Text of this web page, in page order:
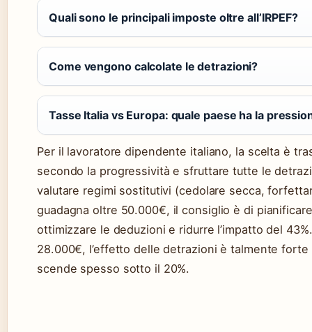
Quali sono le principali imposte oltre all’IRPEF?
Come vengono calcolate le detrazioni?
Tasse Italia vs Europa: quale paese ha la
Per il lavoratore dipendente italiano, la scelta è
secondo la progressività e sfruttare tutte le
valutare regimi sostitutivi (cedolare secca,
guadagna oltre 50.000€, il consiglio è di
ottimizzare le deduzioni e ridurre l’impatto del
28.000€, l’effetto delle detrazioni è talmente forte
scende spesso sotto il 20%.